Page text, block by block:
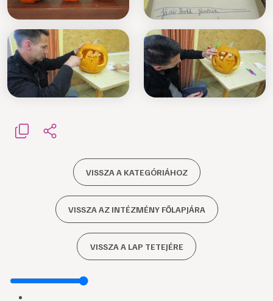
VISSZA A KATEGÓRIÁHOZ
VISSZA AZ INTÉZMÉNY FŐLAPJÁRA
VISSZA A LAP TETEJÉRE